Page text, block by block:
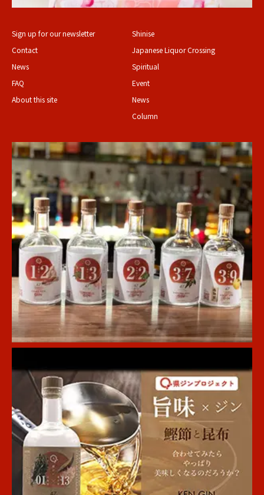
Sign up for our newsletter
Contact
News
FAQ
About this site
Shinise
Japanese Liquor Crossing
Spiritual
Event
News
Column